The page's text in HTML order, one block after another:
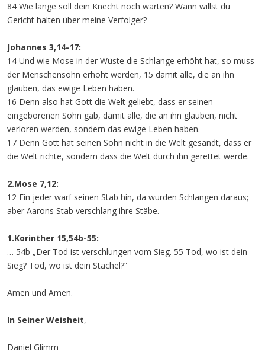
84 Wie lange soll dein Knecht noch warten? Wann willst du
Gericht halten über meine Verfolger?
Johannes 3,14-17:
14 Und wie Mose in der Wüste die Schlange erhöht hat, so muss
der Menschensohn erhöht werden, 15 damit alle, die an ihn
glauben, das ewige Leben haben.
16 Denn also hat Gott die Welt geliebt, dass er seinen
eingeborenen Sohn gab, damit alle, die an ihn glauben, nicht
verloren werden, sondern das ewige Leben haben.
17 Denn Gott hat seinen Sohn nicht in die Welt gesandt, dass er
die Welt richte, sondern dass die Welt durch ihn gerettet werde.
2.Mose 7,12:
12 Ein jeder warf seinen Stab hin, da wurden Schlangen daraus;
aber Aarons Stab verschlang ihre Stäbe.
1.Korinther 15,54b-55:
… 54b „Der Tod ist verschlungen vom Sieg. 55 Tod, wo ist dein
Sieg? Tod, wo ist dein Stachel?“
Amen und Amen.
In Seiner Weisheit,
Daniel Glimm